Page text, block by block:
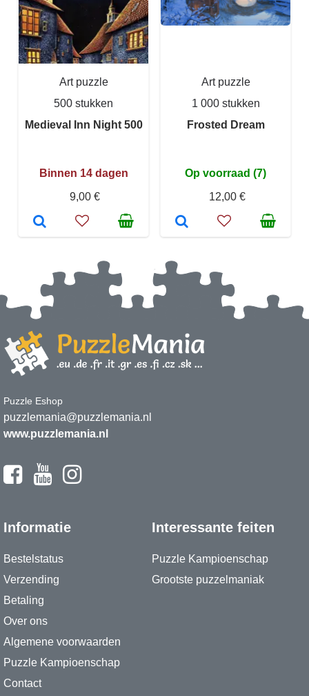
Art puzzle
500 stukken
Medieval Inn Night 500
Binnen 14 dagen
9,00 €
Art puzzle
1 000 stukken
Frosted Dream
Op voorraad (7)
12,00 €
Puzzle Eshop
puzzlemania@puzzlemania.nl
www.puzzlemania.nl
Informatie
Bestelstatus
Verzending
Betaling
Over ons
Algemene voorwaarden
Puzzle Kampioenschap
Contact
Interessante feiten
Puzzle Kampioenschap
Grootste puzzelmaniak